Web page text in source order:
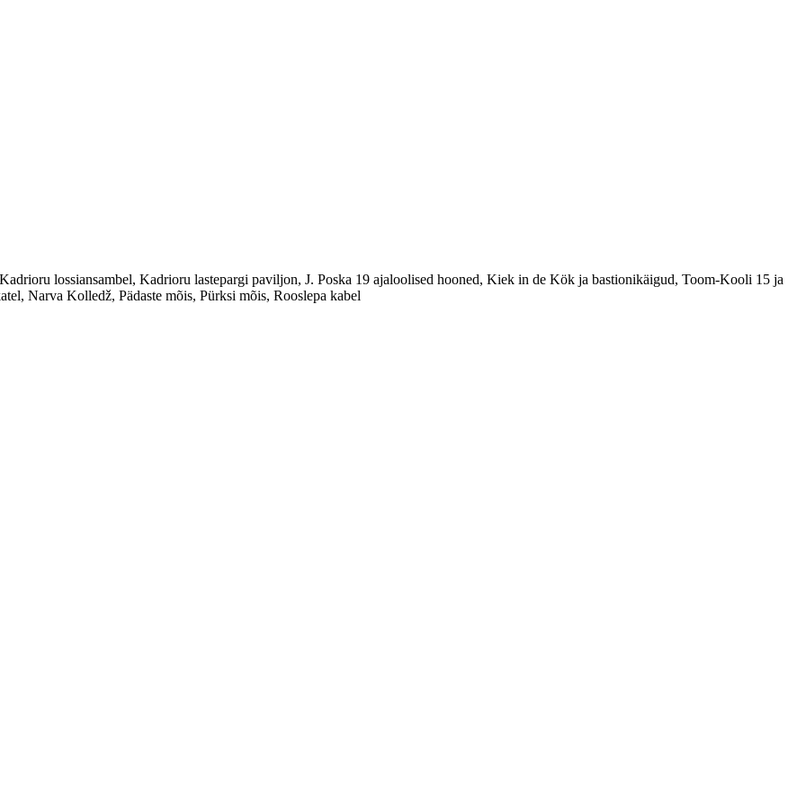
lossiansambel, Kadrioru lastepargi paviljon, J. Poska 19 ajaloolised hooned, Kiek in de Kök ja bastionikäigud, Toom-Kooli 15 ja
Narva Kolledž, Pädaste mõis, Pürksi mõis, Rooslepa kabel